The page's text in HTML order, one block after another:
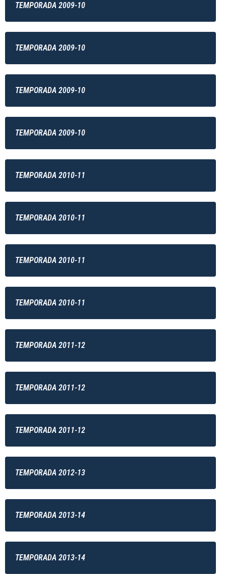
TEMPORADA 2009-10
TEMPORADA 2009-10
TEMPORADA 2009-10
TEMPORADA 2009-10
TEMPORADA 2010-11
TEMPORADA 2010-11
TEMPORADA 2010-11
TEMPORADA 2010-11
TEMPORADA 2011-12
TEMPORADA 2011-12
TEMPORADA 2011-12
TEMPORADA 2012-13
TEMPORADA 2013-14
TEMPORADA 2013-14